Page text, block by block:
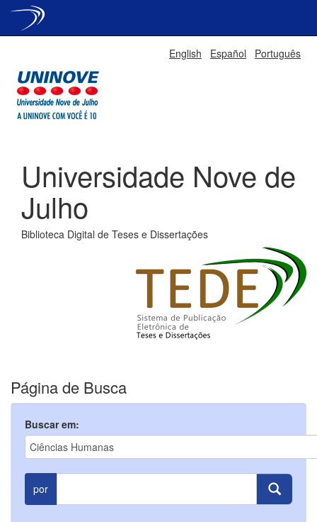
English Español Português
Universidade Nove de
Julho
Biblioteca Digital de Teses e Dissertações
Página de Busca
Buscar em:
por